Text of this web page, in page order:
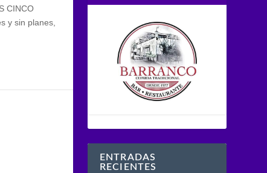
CINCO
y sin planes,
ENTRADAS
RECIENTES